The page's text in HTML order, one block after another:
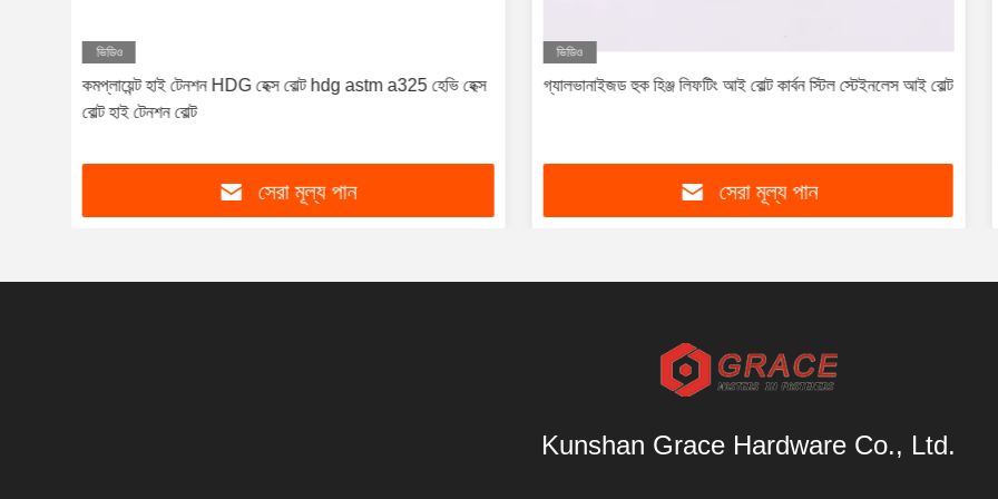
ভিডিও
কমপ্লায়েন্ট হাই টেনশন HDG হেক্স বোল্ট hdg astm a325 হেভি হেক্স
বোল্ট হাই টেনশন বোল্ট
সেরা মূল্য পান
ভিডিও
গ্যালভানাইজড হুক হিঞ্জ লিফটিং আই বোল্ট কার্বন স্টিল স্টেইনলেস আই বোল্ট
সেরা মূল্য পান
Kunshan Grace Hardware Co., Ltd.